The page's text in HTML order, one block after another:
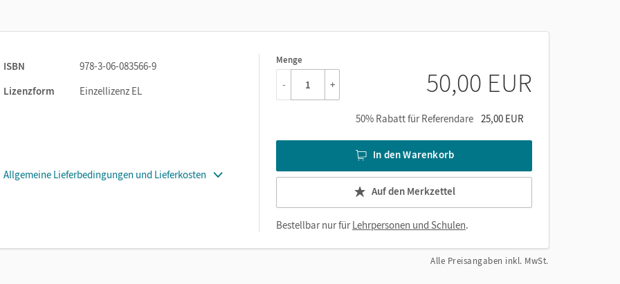
ISBN
978-3-06-083566-9
Lizenzform
Einzellizenz EL
Allgemeine Lieferbedingungen und Lieferkosten
Menge
1
- + 50,00 EUR
50% Rabatt für Referendare 25,00 EUR
In den Warenkorb
Auf den Merkzettel
Bestellbar nur fürLehrpersonen und Schulen.
Alle Preisangaben inkl. MwSt.